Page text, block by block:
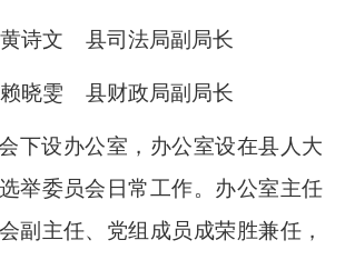
文 县司法局副局长
雯 县财政局副局长
下设办公室，办公室设在县人大
举委员会日常工作。办公室主任
副主任、党组成员成荣胜兼任，